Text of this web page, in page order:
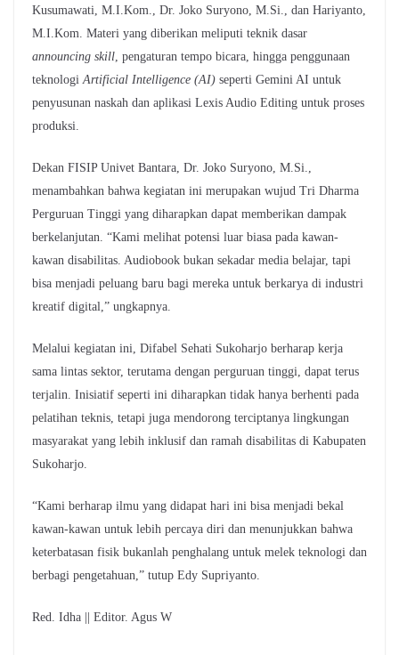
Kusumawati, M.I.Kom., Dr. Joko Suryono, M.Si., dan Hariyanto,
M.I.Kom. Materi yang diberikan meliputi teknik dasar
announcing skill , pengaturan tempo bicara, hingga penggunaan
teknologi Artificial Intelligence (AI) seperti Gemini AI untuk
penyusunan naskah dan aplikasi Lexis Audio Editing untuk proses
produksi.
Dekan FISIP Univet Bantara, Dr. Joko Suryono, M.Si.,
menambahkan bahwa kegiatan ini merupakan wujud Tri Dharma
Perguruan Tinggi yang diharapkan dapat memberikan dampak
berkelanjutan. “Kami melihat potensi luar biasa pada kawan-
kawan disabilitas. Audiobook bukan sekadar media belajar, tapi
bisa menjadi peluang baru bagi mereka untuk berkarya di industri
kreatif digital,” ungkapnya.
Melalui kegiatan ini, Difabel Sehati Sukoharjo berharap kerja
sama lintas sektor, terutama dengan perguruan tinggi, dapat terus
terjalin. Inisiatif seperti ini diharapkan tidak hanya berhenti pada
pelatihan teknis, tetapi juga mendorong terciptanya lingkungan
masyarakat yang lebih inklusif dan ramah disabilitas di Kabupaten
Sukoharjo.
“Kami berharap ilmu yang didapat hari ini bisa menjadi bekal
kawan-kawan untuk lebih percaya diri dan menunjukkan bahwa
keterbatasan fisik bukanlah penghalang untuk melek teknologi dan
berbagi pengetahuan,” tutup Edy Supriyanto.
Red. Idha || Editor. Agus W